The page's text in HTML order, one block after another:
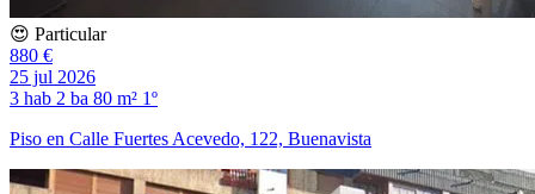
😍 Particular
880 €
25 jul 2026
3 hab 2 ba 80 m² 1º
Piso en Calle Fuertes Acevedo, 122, Buenavista